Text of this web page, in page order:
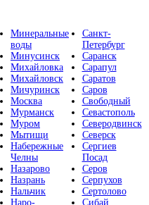
Минеральные
воды
Минусинск
Михайловка
Михайловск
Мичуринск
Москва
Мурманск
Муром
Мытищи
Набережные
Челны
Назарово
Назрань
Нальчик
Наро-
Санкт-
Петербург
Саранск
Сарапул
Саратов
Саров
Свободный
Севастополь
Северодвинск
Северск
Сергиев
Посад
Серов
Серпухов
Сертолово
Сибай